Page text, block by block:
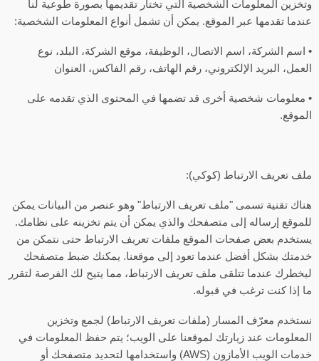
وتخزين المعلومات الشخصية التي تختار تقديمها بصورة طوعية لنا
عندما تقدمها عبر الموقع. يمكن أن تشمل أنواع المعلومات الشخصية:
• اسم الشركة، اسم الاتصال، الوظيفة، موقع الشركة، البلد، نوع
العمل، البريد الإلكتروني، رقم الهاتف، رقم الفاكس، العنوان
• معلومات شخصية أخرى قد تضمها في المحتوى الذي تقدمه على
الموقع.
ملف تعريف الارتباط (كوكي):
هناك تقنية تسمى "ملف تعريف الارتباط" وهو عنصر من البيانات يمكن
للموقع إرساله إلى متصفحك والذي يمكن أن يتم تخزينه على نظامك.
يستخدم بعض صفحات الموقع ملفات تعريف الارتباط حتى نتمكن من
خدمتك بشكل أفضل عندما تعود إلى موقعنا. يمكنك ضبط متصفحك
ليخطرك عندما تتلقى ملف تعريف الارتباط، مما يتيح لك الفرصة لتقرر
ما إذا كنت ترغب في قبوله.
نستخدم معرّف المسار (ملفات تعريف الارتباط) لجمع وتخزين
المعلومات عند زيارتك لموقعنا على الويب؛ يتم حفظ المعلومات في
خدمات الويب الأمازون (AWS) واستخدامها لتحديد متصفحك أو